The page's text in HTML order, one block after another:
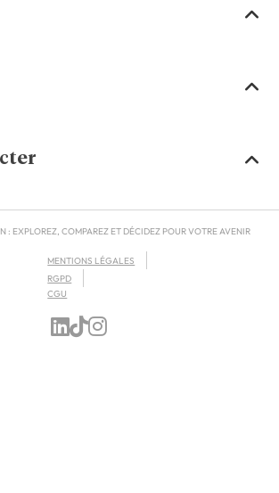
: EXPLOREZ, COMPAREZ ET DÉCIDEZ POUR VOTRE AVENIR
MENTIONS LÉGALES
RGPD
CGU